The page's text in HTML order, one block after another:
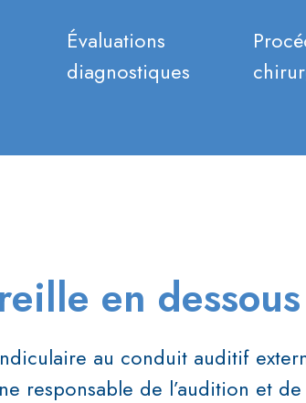
Évaluations
diagnostiques
en
au conduit auditif
responsable de l’audition et